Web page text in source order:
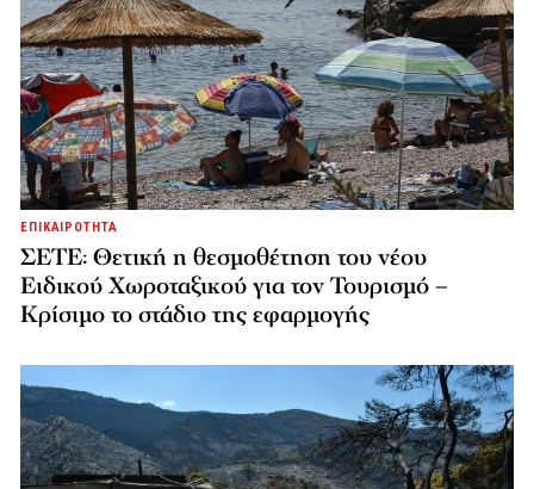
ΕΠΙΚΑΙΡΟΤΗΤΑ
ΣΕΤΕ: Θετική η θεσμοθέτηση του νέου
Ειδικού Χωροταξικού για τον Τουρισμό –
Κρίσιμο το στάδιο της εφαρμογής